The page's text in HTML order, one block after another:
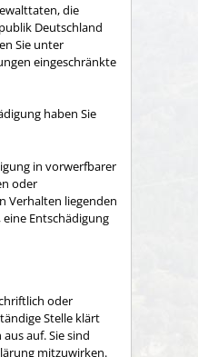
die
Deutschland
Sie unter
eingeschränkte
haben Sie
in vorwerfbarer
oder
Verhalten liegenden
Entschädigung
oder
Stelle klärt
auf. Sie sind
mitzuwirken.